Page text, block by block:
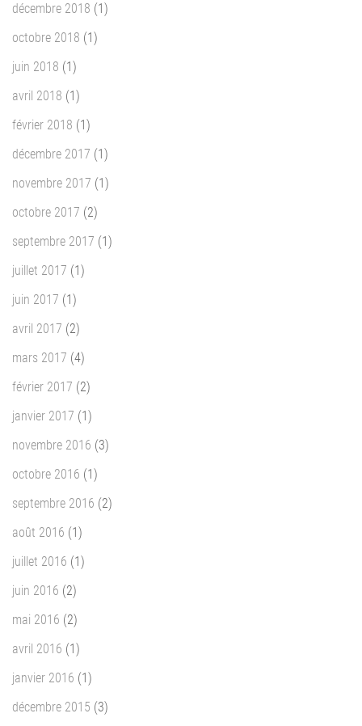
décembre 2018 (1)
octobre 2018 (1)
juin 2018 (1)
avril 2018 (1)
février 2018 (1)
décembre 2017 (1)
novembre 2017 (1)
octobre 2017 (2)
septembre 2017 (1)
juillet 2017 (1)
juin 2017 (1)
avril 2017 (2)
mars 2017 (4)
février 2017 (2)
janvier 2017 (1)
novembre 2016 (3)
octobre 2016 (1)
septembre 2016 (2)
août 2016 (1)
juillet 2016 (1)
juin 2016 (2)
mai 2016 (2)
avril 2016 (1)
janvier 2016 (1)
décembre 2015 (3)